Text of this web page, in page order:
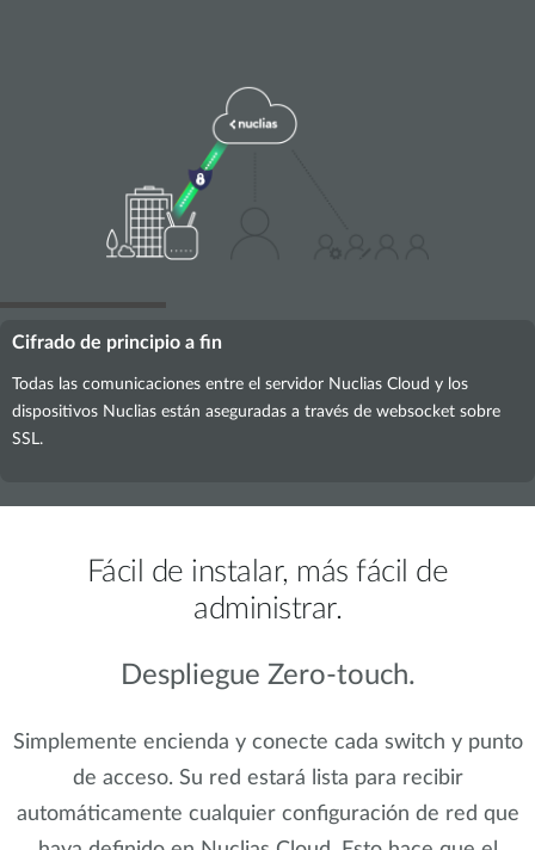
Cifrado de principio a fin
Todas las comunicaciones entre el servidor Nuclias Cloud y los
dispositivos Nuclias están aseguradas a través de websocket sobre
SSL.
Fácil de instalar, más fácil de
administrar.
Despliegue Zero-touch.
Simplemente encienda y conecte cada switch y punto
de acceso. Su red estará lista para recibir
automáticamente cualquier configuración de red que